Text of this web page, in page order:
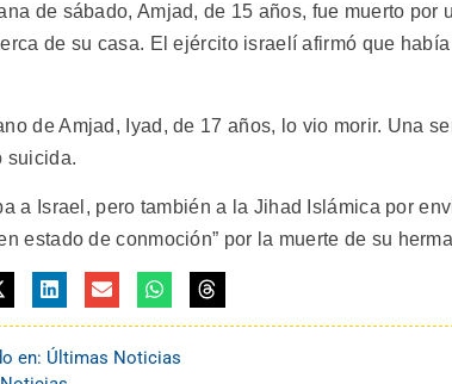
de sábado, Amjad, de 15 años, fue muerto
de su casa. El ejército israelí afirmó que
de Amjad, Iyad, de 17 años, lo vio morir. Una
suicida.
a Israel, pero también a la Jihad Islámica por
estado de conmoción” por la muerte de su
en: Últimas Noticias